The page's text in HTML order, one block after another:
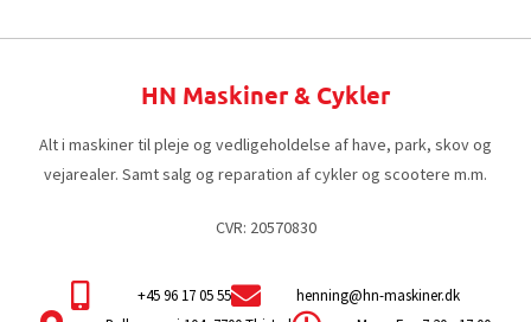
HN Maskiner & Cykler
Alt i maskiner til pleje og vedligeholdelse af have, park, skov og
vejarealer. Samt salg og reparation af cykler og scootere m.m.
CVR: 20570830
+45 96 17 05 55
henning@hn-maskiner.dk